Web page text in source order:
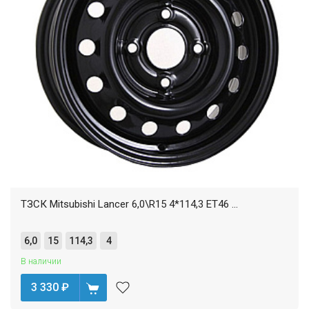
ТЗСК Mitsubishi Lancer 6,0\R15 4*114,3 ET46 ...
6,0 15 114,3 4
В наличии
3 330 ₽